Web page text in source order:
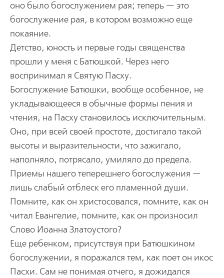
оно было богослужением рая; теперь — это
богослужение рая, в котором возможно еще
покаяние.
Детство, юность и первые годы священства
прошли у меня с Батюшкой. Через него
воспринимал я Святую Пасху.
Богослужение Батюшки, вообще особенное, не
укладывающееся в обычные формы пения и
чтения, на Пасху становилось исключительным.
Оно, при всей своей простоте, достигало такой
высоты и выразительности, что зажигало,
наполняло, потрясало, умиляло до предела.
Приемы нашего теперешнего богослужения —
лишь слабый отблеск его пламенной души.
Помните, как он христосовался, помните, как он
читал Евангелие, помните, как он произносил
Слово Иоанна Златоустого?
Еще ребенком, присутствуя при Батюшкином
богослужении, я поражался тем, как поет он икос
Пасхи. Сам не понимая отчего, я дожидался